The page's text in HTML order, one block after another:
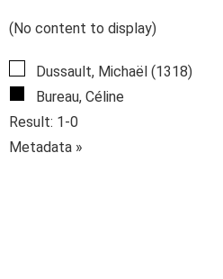
(No content to display)
Dussault, Michaël (1318)
Bureau, Céline
Result: 1-0
Metadata »